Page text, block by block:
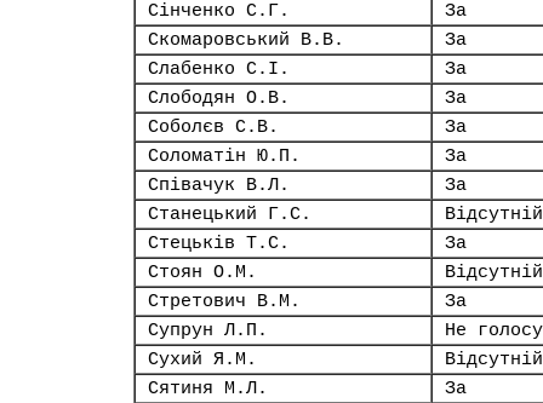
Сінченко С.Г.
За
Скомаровський В.В.
За
Слабенко С.І.
За
Слободян О.В.
За
Соболєв С.В.
За
Соломатін Ю.П.
За
Співачук В.Л.
За
Станецький Г.С.
Відсутній
Стецьків Т.С.
За
Стоян О.М.
Відсутній
Стретович В.М.
За
Супрун Л.П.
Не
Сухий Я.М.
Відсутній
Сятиня М.Л.
За